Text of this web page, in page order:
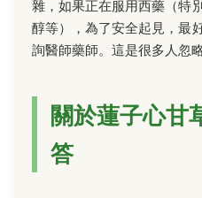
雜，如果正在服用西藥（特
醇等），為了安全起見，最
詢醫師藥師。這是很多人忽
關於蓮子心甘
答